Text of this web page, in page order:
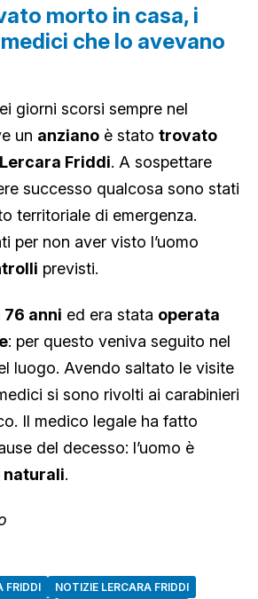
morto in casa, i
che lo avevano
giorni scorsi sempre nel
un anziano è stato trovato
Lercara Friddi. A sospettare
successo qualcosa sono stati
territoriale di emergenza.
per non aver visto l’uomo
previsti.
76 anni ed era stata operata
: per questo veniva seguito nel
luogo. Avendo saltato le visite
si sono rivolti ai carabinieri
Il medico legale ha fatto
del decesso: l’uomo è
naturali.
FRIDDI
NOTIZIE LERCARA FRIDDI